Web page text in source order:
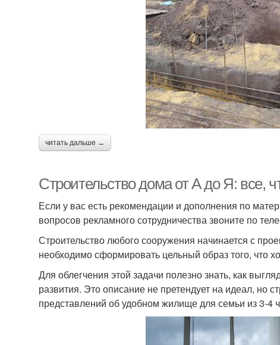
читать дальше →
Строительство дома от А до Я: все,
Если у вас есть рекомендации и дополнения по
вопросов рекламного сотрудничества звоните по
Строительство любого сооружения начинается с
необходимо сформировать цельный образ того, что
Для облегчения этой задачи полезно знать, как
развития. Это описание не претендует на идеал, но
представлений об удобном жилище для семьи из 3-4